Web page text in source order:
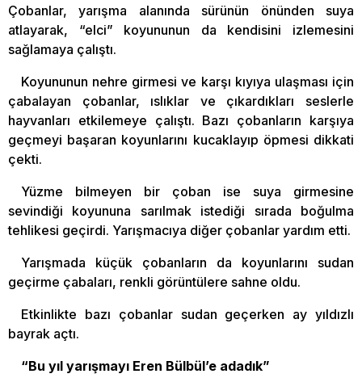
Çobanlar, yarışma alanında sürünün önünden suya
atlayarak, “elci” koyununun da kendisini izlemesini
sağlamaya çalıştı.
Koyununun nehre girmesi ve karşı kıyıya ulaşması için
çabalayan çobanlar, ıslıklar ve çıkardıkları seslerle
hayvanları etkilemeye çalıştı. Bazı çobanların karşıya
geçmeyi başaran koyunlarını kucaklayıp öpmesi dikkati
çekti.
Yüzme bilmeyen bir çoban ise suya girmesine
sevindiği koyununa sarılmak istediği sırada boğulma
tehlikesi geçirdi. Yarışmacıya diğer çobanlar yardım etti.
Yarışmada küçük çobanların da koyunlarını sudan
geçirme çabaları, renkli görüntülere sahne oldu.
Etkinlikte bazı çobanlar sudan geçerken ay yıldızlı
bayrak açtı.
“Bu yıl yarışmayı Eren Bülbül’e adadık”